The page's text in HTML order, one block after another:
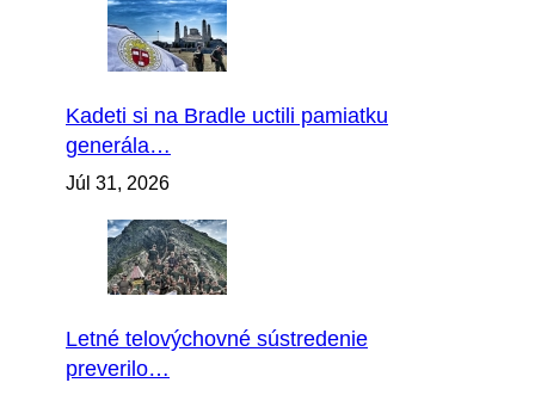
Kadeti si na Bradle uctili pamiatku
generála…
Júl 31, 2026
Letné telovýchovné sústredenie
preverilo…